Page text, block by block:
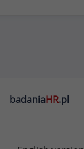
badaniaHR.pl